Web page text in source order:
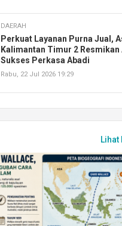
DAERAH
Perkuat Layanan Purna Jual,
Kalimantan Timur 2 Resmikan
Sukses Perkasa Abadi
Rabu, 22 Jul 2026 19:29
Peluang Kerja dan Magang
Jumat, 17 Jul 2026 22:30
DAERAH
Astra Motor Kalimantan Timur
Mahasiswa Samarinda dalam
Honda SDGs Future Leaders
Lihat